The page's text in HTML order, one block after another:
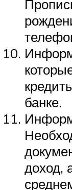
банке.
доход,